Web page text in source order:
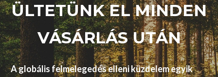
ÜLTETÜNK EL MINDEN
VÁSÁRLÁS UTÁN
A globális felmelegedés elleni küzdelem egyik